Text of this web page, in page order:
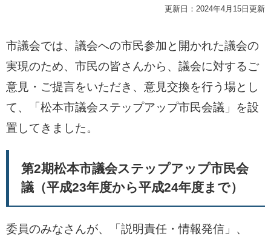
更新日：2024年4月15日更新
市議会では、議会への市民参加と開かれた議会の
実現のため、市民の皆さんから、議会に対するご
意見・ご提言をいただき、意見交換を行う場とし
て、「松本市議会ステップアップ市民会議」を設
置してきました。
第2期松本市議会ステップアップ市民会
議（平成23年度から平成24年度まで）
委員のみなさんが、「説明責任・情報発信」、